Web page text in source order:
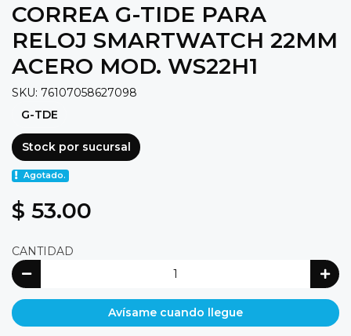
CORREA G-TIDE PARA
RELOJ SMARTWATCH 22MM
ACERO MOD. WS22H1
SKU: 76107058627098
G-TDE
Stock por sucursal
Agotado.
$ 53.00
CANTIDAD
Avísame cuando llegue